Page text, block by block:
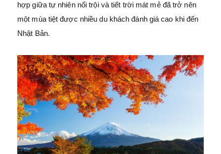
hợp giữa tự nhiên nổi trội và tiết trời mát mẻ đã trở nên
một mùa tiệt được nhiều du khách đánh giá cao khi đến
Nhật Bản.